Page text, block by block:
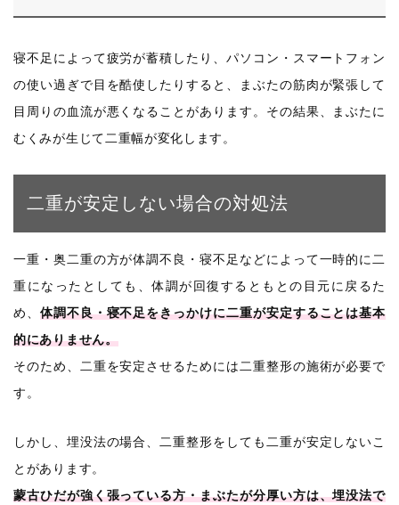
寝不足によって疲労が蓄積したり、パソコン・スマートフォン
の使い過ぎで目を酷使したりすると、まぶたの筋肉が緊張して
目周りの血流が悪くなることがあります。その結果、まぶたに
むくみが生じて二重幅が変化します。
二重が安定しない場合の対処法
一重・奥二重の方が体調不良・寝不足などによって一時的に二
重になったとしても、体調が回復するともとの目元に戻るた
め、 体調不良・寝不足をきっかけに二重が安定することは基本
的にありません。
そのため、二重を安定させるためには二重整形の施術が必要で
す。
しかし、埋没法の場合、二重整形をしても二重が安定しないこ
とがあります。
蒙古ひだが強く張っている方・まぶたが分厚い方は、埋没法で